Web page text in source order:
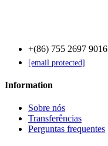
+(86) 755 2697 9016
[email protected]
Information
Sobre nós
Transferências
Perguntas frequentes